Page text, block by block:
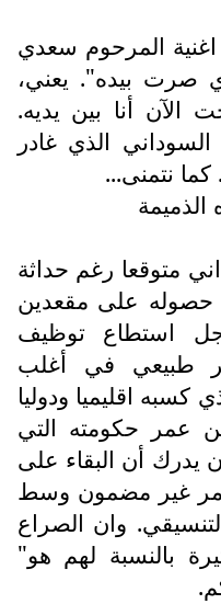
اغنية المرحوم سعدي
صرت بيده". يعني،
الآن أنا بين يديه.
الذي غادر
كما نتمنى...
متوقعا رغم حداثة
حصوله على مقعدين
. فالرجل استطاع توظيف
طبيعي في أغلب
كسبه اقليميا ودوليا
عمر حكومته التي
يدرك أن البقاء على
أمر غير مضمون وسط
وان الصراع
بالنسبة لهم هو"